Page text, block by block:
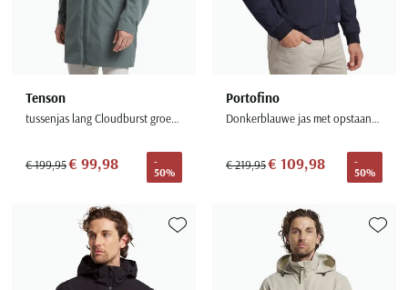
Tenson
tussenjas lang Cloudburst groen uitneembare capuchon
€ 199,95€ 99,98
-
50%
Portofino
Donkerblauwe jas met opstaande kraag
€ 219,95€ 109,98
-
50%
Toevoegen aan favorieten